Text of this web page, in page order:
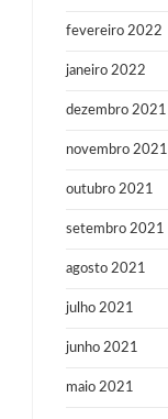
fevereiro 2022
janeiro 2022
dezembro 2021
novembro 2021
outubro 2021
setembro 2021
agosto 2021
julho 2021
junho 2021
maio 2021